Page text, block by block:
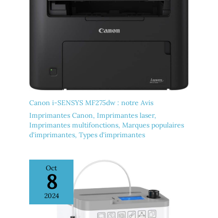
Canon i-SENSYS MF275dw : notre Avis
Imprimantes Canon, Imprimantes laser,
Imprimantes multifonctions, Marques populaires
d'imprimantes, Types d'imprimantes
Oct
8
2024